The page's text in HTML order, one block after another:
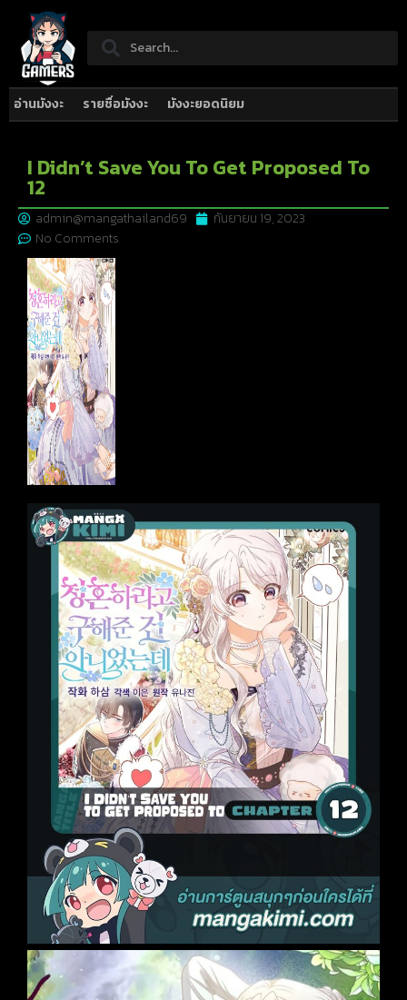
อ่านมังงะ รายชื่อมังงะ มังงะยอดนิยม
I Didn’t Save You To Get Proposed To
12
admin@mangathailand69
กันยายน 19, 2023
No Comments